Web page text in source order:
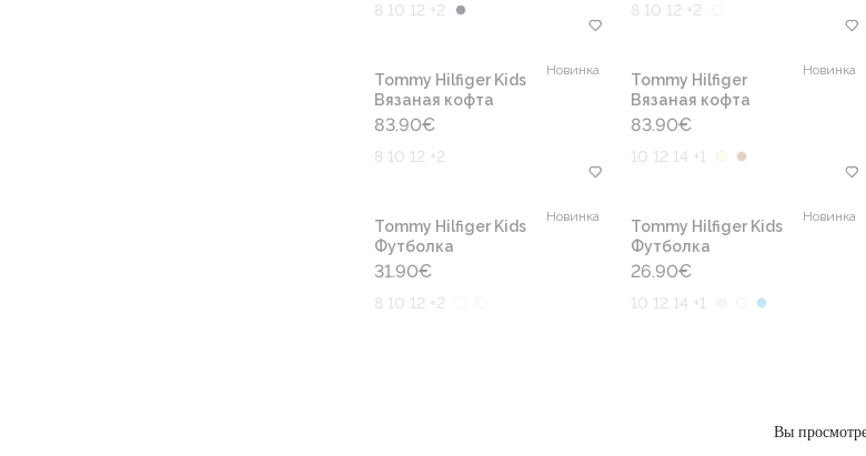
8 10 12 +2 8 10 12 +2
Новинка
Tommy Hilfiger Kids
Вязаная кофта
83.90€
8 10 12 +2
Новинка
Tommy Hilfiger
Вязаная кофта
83.90€
10 12 14 +1
Новинка
Tommy Hilfiger Kids
Футболка
31.90€
8 10 12 +2
Новинка
Tommy Hilfiger Kids
Футболка
26.90€
10 12 14 +1
Вы